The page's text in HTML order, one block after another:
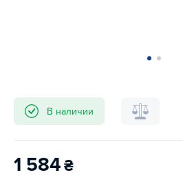
В наличии
1 584₴